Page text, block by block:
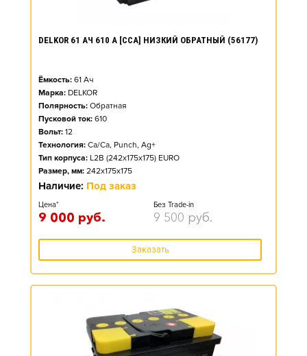
DELKOR 61 АЧ 610 А [CCA] НИЗКИЙ ОБРАТНЫЙ (56177)
Ёмкость: 61 Ач
Марка: DELKOR
Полярность: Обратная
Пусковой ток: 610
Вольт: 12
Технология: Ca/Ca, Punch, Ag+
Тип корпуса: L2B (242x175x175) EURO
Размер, мм: 242x175x175
Наличие: Под заказ
Цена*
9 000 руб.
Без Trade-in
9 500 руб.
Заказать